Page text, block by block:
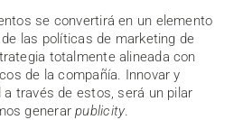
se convertirá en un elemento
las políticas de marketing de
totalmente alineada con
de la compañía. Innovar y
través de estos, será un pilar
generarpublicity.